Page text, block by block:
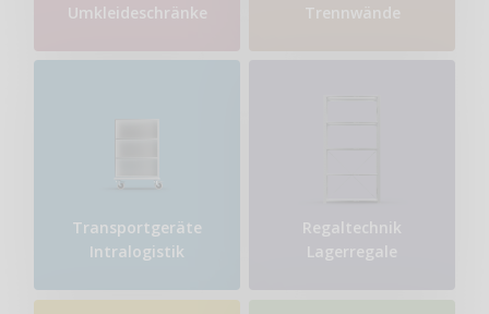
Umkleideschränke
Trennwände
Transport​geräte
Intralogistik
Regaltechnik
Lagerregale